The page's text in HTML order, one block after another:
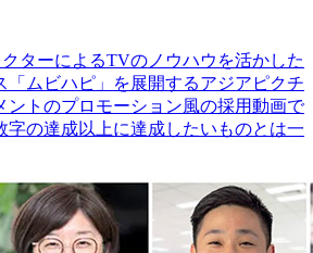
ターによるTVのノウハウを活かした
「ムビハピ」を展開するアジアピクチ
ントのプロモーション風の採用動画で
字の達成以上に達成したいものとは一